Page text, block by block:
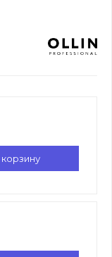
корзину